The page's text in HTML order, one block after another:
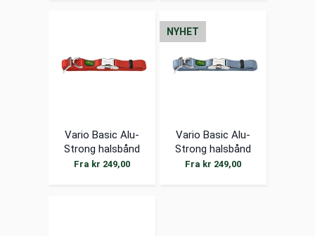
Vario Basic Alu-
Strong halsbånd
rød
Fra kr 249,00
NYHET
Vario Basic Alu-
Strong halsbånd
smoke...
Fra kr 249,00